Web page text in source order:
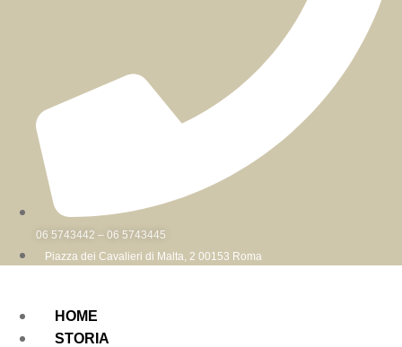
06 5743442 – 06 5743445
Piazza dei Cavalieri di Malta, 2 00153 Roma
HOME
STORIA